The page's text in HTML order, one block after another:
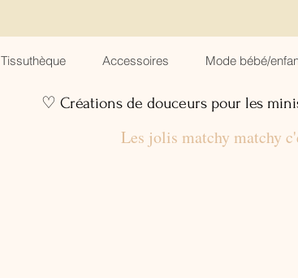
Tissuthèque Accessoires Mode bébé/
♡ Créations de douceurs pour les
Les jolis matchy matchy